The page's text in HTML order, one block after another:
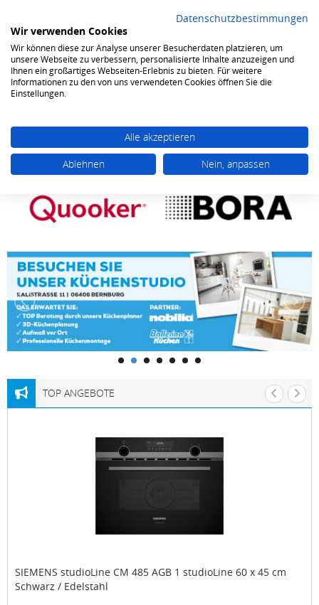
0
TOP ANGEBOTE
SIEMENS studioLine CM 485 AGB 1 studioLine 60 x 45 cm
Schwarz / Edelstahl
Datenschutzbestimmungen
Wir verwenden Cookies
Wir können diese zur Analyse unserer Besucherdaten platzieren, um
unsere Webseite zu verbessern, personalisierte Inhalte anzuzeigen und
Ihnen ein großartiges Webseiten-Erlebnis zu bieten. Für weitere
Informationen zu den von uns verwendeten Cookies öffnen Sie die
Einstellungen.
Alle akzeptieren
Ablehnen
Nein, anpassen